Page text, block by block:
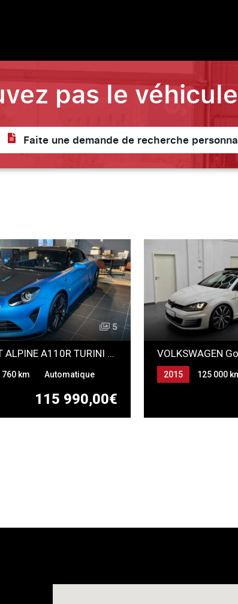
pas le
Faite une demande de recherche
5
RENAULT ALPINE A110R TURINI 1.8T 300ch AKRAPOVIC
115 990,00€
760 km
Automatique
2015
125 000